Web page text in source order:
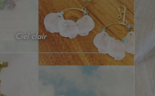
Ciel clair